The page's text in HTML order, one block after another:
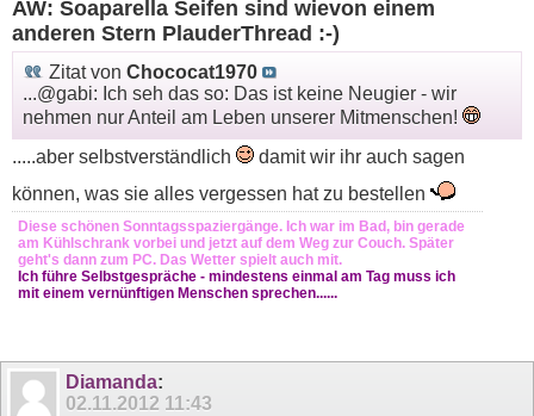
AW: Soaparella Seifen sind wievon einem
anderen Stern PlauderThread :-)
Zitat von Chococat1970
...@gabi: Ich seh das so: Das ist keine Neugier - wir
nehmen nur Anteil am Leben unserer Mitmenschen!
.....aber selbstverständlich
damit wir ihr auch sagen
können, was sie alles vergessen hat zu bestellen
Diese schönen Sonntagsspaziergänge. Ich war im Bad, bin gerade
am Kühlschrank vorbei und jetzt auf dem Weg zur Couch. Später
geht's dann zum PC. Das Wetter spielt auch mit.
Ich führe Selbstgespräche - mindestens einmal am Tag muss ich
mit einem vernünftigen Menschen sprechen......
Diamanda:
02.11.2012 11:43